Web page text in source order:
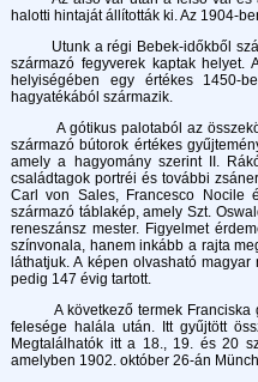
halotti hintaját állították ki. Az 1904-
Utunk a régi Bebek-időkből
származó fegyverek kaptak
helyiségében egy értékes 1450-
hagyatékából származik.
A gótikus palotaból az összekötő
származó bútorok értékes
amely a hagyomány szerint II.
családtagok portréi és további
Carl von Sales, Francesco Nocile
származó táblakép, amely Szt.
reneszánsz mester. Figyelmet
színvonala, hanem inkább a rajta
láthatjuk. A képen olvasható
pedig 147 évig tartott.
A következő termek Franciska
felesége halála után. Itt gyűjtött
Megtalálhatók itt a 18., 19. és 20
amelyben 1902. október 26-án